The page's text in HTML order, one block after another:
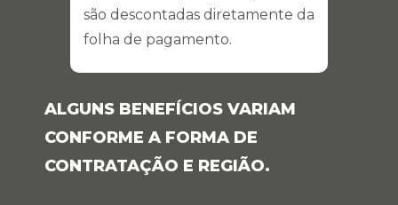
são descontadas diretamente da
folha de pagamento.
ALGUNS BENEFÍCIOS VARIAM
CONFORME A FORMA DE
CONTRATAÇÃO E REGIÃO.